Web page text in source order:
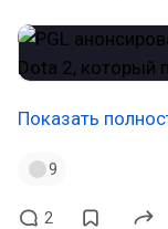
Показать
9
2